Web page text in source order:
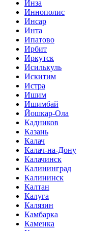
Инза
Иннополис
Инсар
Инта
Ипатово
Ирбит
Иркутск
Исилькуль
Искитим
Истра
Ишим
Ишимбай
Йошкар-Ола
Кадников
Казань
Калач
Калач-на-Дону
Калачинск
Калининград
Калининск
Калтан
Калуга
Калязин
Камбарка
Каменка